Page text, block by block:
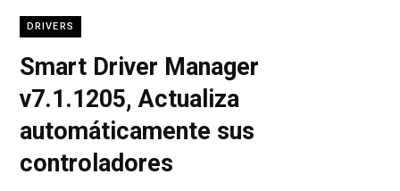
DRIVERS
Smart Driver Manager
v7.1.1205, Actualiza
automáticamente sus
controladores